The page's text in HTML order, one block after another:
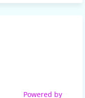
Powered by